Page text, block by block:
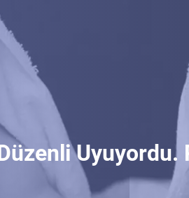
Uyuyordu.